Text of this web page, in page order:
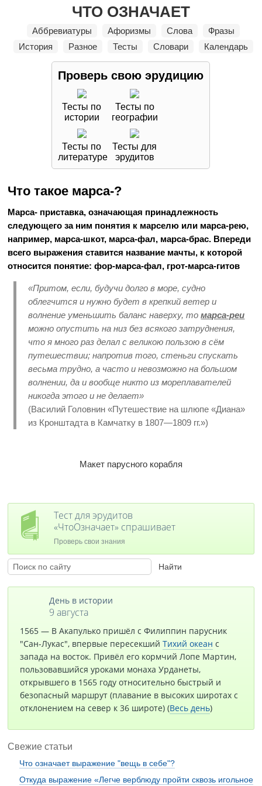
ЧТО ОЗНАЧАЕТ
Аббревиатуры Афоризмы Слова
Фразы
История
Разное Тесты Словари Календарь
Проверь свою эрудицию
Тесты по
истории
Тесты по
географии
Тесты по
литературе
Тесты для
эрудитов
Что такое марса-?
Марса- приставка, означающая принадлежность
следующего за ним понятия к марселю или марса-рею,
например, марса-шкот, марса-фал, марса-брас. Впереди
всего выражения ставится название мачты, к которой
относится понятие: фор-марса-фал, грот-марса-гитов
«Притом, если, будучи долго в море, судно
облегчится и нужно будет в крепкий ветер и
волнение уменьшить баланс наверху, то марса-реи
можно опустить на низ без всякого затруднения,
что я много раз делал с великою пользою в сём
путешествии; напротив того, стеньги спускать
весьма трудно, а часто и невозможно на большом
волнении, да и вообще никто из мореплавателей
никогда этого и не делает»
(Василий Головнин «Путешествие на шлюпе «Диана»
из Кронштадта в Камчатку в 1807—1809 гг.»)
Макет парусного корабля
Тест для эрудитов
«ЧтоОзначает» спрашивает
Проверь свои знания
День в истории
9 августа
1565 — В Акапулько пришёл с Филиппин парусник
"Сан-Лукас", впервые пересекшийТихий океан с
запада на восток. Привёл его кормчий Лопе Мартин,
пользовавшийся уроками монаха Урданеты,
открывшего в 1565 году относительно быстрый и
безопасный маршрут (плавание в высоких широтах с
отклонением на север к 36 широте) (Весь день)
Свежие статьи
Что означает выражение "вещь в себе"?
Откуда выражение «Легче верблюду пройти сквозь игольное